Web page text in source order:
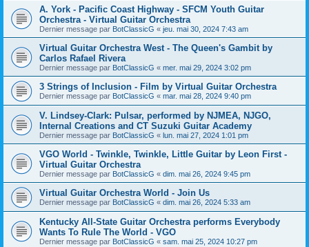
A. York - Pacific Coast Highway - SFCM Youth Guitar
Orchestra - Virtual Guitar Orchestra
Dernier message par BotClassicG « jeu. mai 30, 2024 7:43 am
Virtual Guitar Orchestra West - The Queen's Gambit by
Carlos Rafael Rivera
Dernier message par BotClassicG « mer. mai 29, 2024 3:02 pm
3 Strings of Inclusion - Film by Virtual Guitar Orchestra
Dernier message par BotClassicG « mar. mai 28, 2024 9:40 pm
V. Lindsey-Clark: Pulsar, performed by NJMEA, NJGO,
Internal Creations and CT Suzuki Guitar Academy
Dernier message par BotClassicG « lun. mai 27, 2024 1:01 pm
VGO World - Twinkle, Twinkle, Little Guitar by Leon First -
Virtual Guitar Orchestra
Dernier message par BotClassicG « dim. mai 26, 2024 9:45 pm
Virtual Guitar Orchestra World - Join Us
Dernier message par BotClassicG « dim. mai 26, 2024 5:33 am
Kentucky All-State Guitar Orchestra performs Everybody
Wants To Rule The World - VGO
Dernier message par BotClassicG « sam. mai 25, 2024 10:27 pm